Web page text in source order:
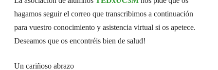
hagamos seguir el correo que transcribimos a continuación
para vuestro conocimiento y asistencia virtual si os apetece.
Deseamos que os encontréis bien de salud!
Un cariñoso abrazo